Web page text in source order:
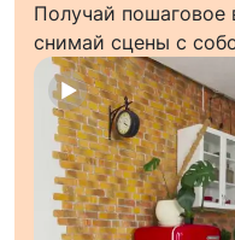
Получай пошаговое
снимай сцены с